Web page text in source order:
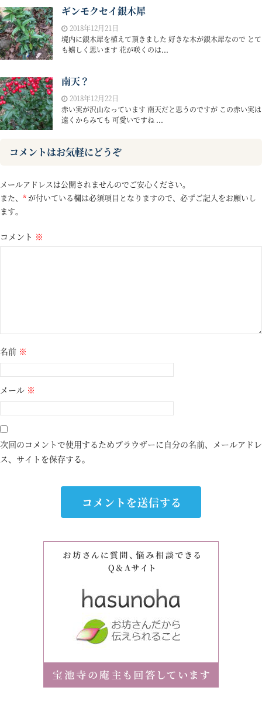
ギンモクセイ銀木犀
2018年12月21日
境内に銀木犀を植えて頂きました 好きな木が銀木犀なので とて
も嬉しく思います 花が咲くのは...
南天？
2018年12月22日
赤い実が沢山なっています 南天だと思うのですが この赤い実は
遠くからみても 可愛いですね ...
コメントはお気軽にどうぞ
メールアドレスは公開されませんのでご安心ください。
また、 * が付いている欄は必須項目となりますので、必ずご記入をお願いし
ます。
コメント ※
名前 ※
メール ※
次回のコメントで使用するためブラウザーに自分の名前、メールアドレ
ス、サイトを保存する。